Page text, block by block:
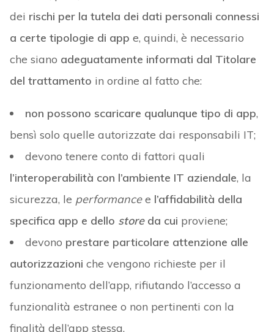
dei rischi per la tutela dei dati personali connessi
a certe tipologie di app e, quindi, è necessario
che siano adeguatamente informati dal Titolare
del trattamento in ordine al fatto che:
non possono scaricare qualunque tipo di app,
bensì solo quelle autorizzate dai responsabili IT;
devono tenere conto di fattori quali
l’interoperabilità con l’ambiente IT aziendale, la
sicurezza, le performancee l’affidabilità della
specifica app e dello storeda cui proviene;
devono prestare particolare attenzione alle
autorizzazioni che vengono richieste per il
funzionamento dell’app, rifiutando l’accesso a
funzionalità estranee o non pertinenti con la
finalità dell’app stessa.